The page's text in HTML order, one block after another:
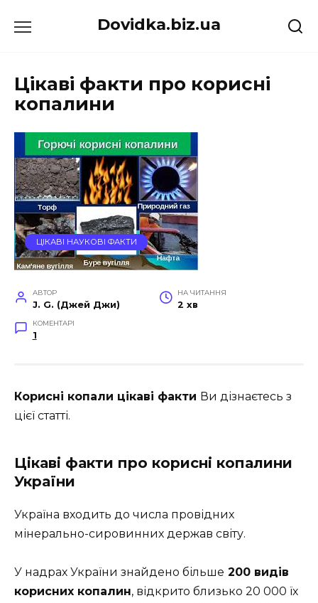
до
Dovidka.biz.ua
Цікаві факти про корисні
копалини
ЦІКАВІ НАУКОВІ ФАКТИ
АВТОР
J. G. (Джей Джи)
НА ЧИТАННЯ
2 хв
КОМЕНТАРІ
1
Корисні копали цікаві факти Ви дізнаєтесь з
цієї статті.
Цікаві факти про корисні копалини
України
Україна входить до числа провідних
мінерально-сировинних держав світу.
У надрах України знайдено більше 200 видів
корисних копалин, відкрито близько 20 000 їх